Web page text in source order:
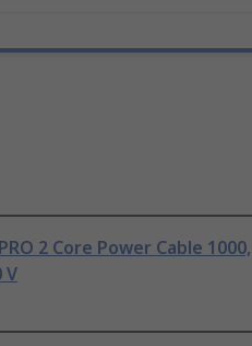
2 Core Power Cable 1000,
V